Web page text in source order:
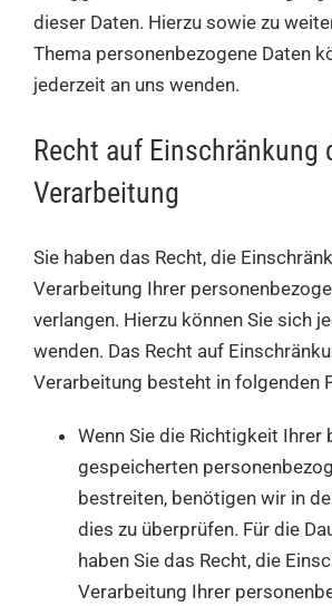
dieser Daten. Hierzu sowie zu
Thema personenbezogene Daten
jederzeit an uns wenden.
Recht auf Einschränkung
Verarbeitung
Sie haben das Recht, die
Verarbeitung Ihrer
verlangen. Hierzu können Sie sich
wenden. Das Recht auf
Verarbeitung besteht in folgenden
Wenn Sie die Richtigkeit Ihrer
gespeicherten
bestreiten, benötigen wir in
dies zu überprüfen. Für die
haben Sie das Recht, die
Verarbeitung Ihrer